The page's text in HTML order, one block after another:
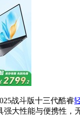
战斗版十三代酷睿
强大性能与便携性，